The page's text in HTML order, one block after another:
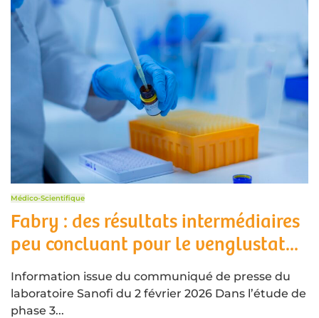
Médico-Scientifique
Fabry : des résultats intermédiaires
peu concluant pour le venglustat...
Information issue du communiqué de presse du
laboratoire Sanofi du 2 février 2026 Dans l’étude de
phase 3...